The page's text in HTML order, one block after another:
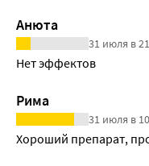
Анюта
31 июля в
Нет эффектов
Рима
31 июля в
Хороший препарат,